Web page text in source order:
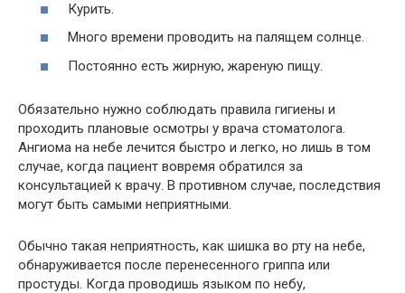
Курить.
Много времени проводить на палящем солнце.
Постоянно есть жирную, жареную пищу.
Обязательно нужно соблюдать правила гигиены и
проходить плановые осмотры у врача стоматолога.
Ангиома на небе лечится быстро и легко, но лишь в том
случае, когда пациент вовремя обратился за
консультацией к врачу. В противном случае, последствия
могут быть самыми неприятными.
Обычно такая неприятность, как шишка во рту на небе,
обнаруживается после перенесенного гриппа или
простуды. Когда проводишь языком по небу,